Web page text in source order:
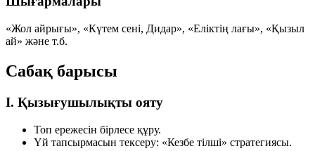
«Жол айрығы», «Күтем сені, Дидар», «Еліктің лағы», «Қызыл
ай» және т.б.
Сабақ барысы
I. Қызығушылықты ояту
Топ ережесін бірлесе құру.
Үй тапсырмасын тексеру: «Кезбе тілші» стратегиясы.